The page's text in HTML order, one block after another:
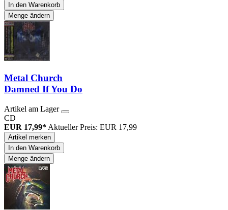
In den Warenkorb
Menge ändern
Metal Church
Damned If You Do
Artikel am Lager
CD
EUR 17,99* Aktueller Preis: EUR 17,99
Artikel merken
In den Warenkorb
Menge ändern